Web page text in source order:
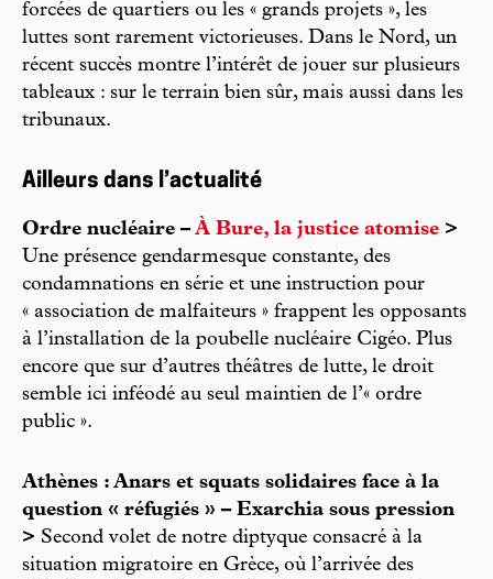
forcées de quartiers ou les « grands projets », les
luttes sont rarement victorieuses. Dans le Nord, un
récent succès montre l’intérêt de jouer sur plusieurs
tableaux : sur le terrain bien sûr, mais aussi dans les
tribunaux.
Ailleurs dans l’actualité
Ordre nucléaire –À Bure, la justice atomise >
Une présence gendarmesque constante, des
condamnations en série et une instruction pour
« association de malfaiteurs » frappent les opposants
à l’installation de la poubelle nucléaire Cigéo. Plus
encore que sur d’autres théâtres de lutte, le droit
semble ici inféodé au seul maintien de l’« ordre
public ».
Athènes : Anars et squats solidaires face à la
question « réfugiés » – Exarchia sous pression
> Second volet de notre diptyque consacré à la
situation migratoire en Grèce, où l’arrivée des